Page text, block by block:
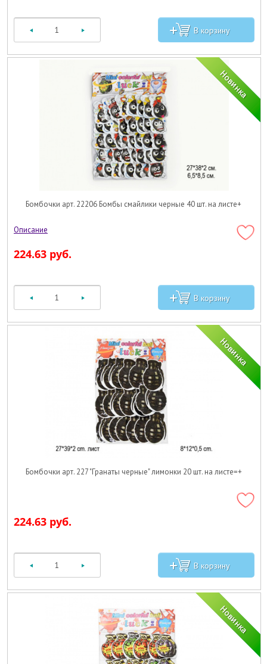
Бомбочки арт. 22206 Бомбы смайлики черные 40 шт. на листе+
224.63 руб.
Бомбочки арт. 227 "Гранаты черные" лимонки 20 шт. на листе=+
224.63 руб.